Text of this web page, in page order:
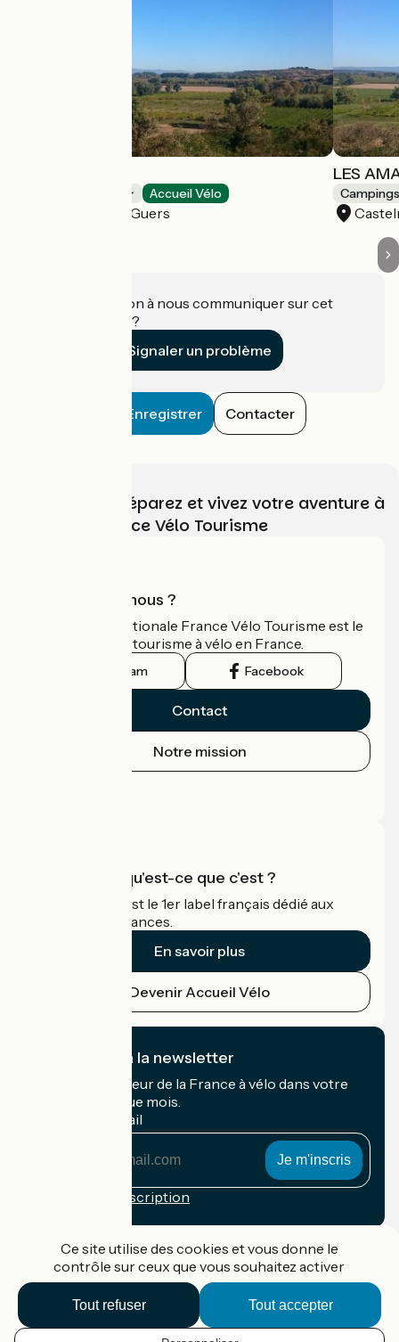
Accueil Vélo
Castelnau-de-Guers
LES
Une information à nous communiquer sur cet
établissement ?
Signaler un problème
Enregistrer Contacter
Choisissez, préparez et vivez votre aventure à
vélo avec France Vélo Tourisme
Qui sommes-nous ?
L'association nationale France Vélo Tourisme est le
guide officiel du tourisme à vélo en France.
Instagram Facebook
Contact
Notre mission
Accueil Vélo qu'est-ce que c'est ?
Accueil Vélo c'est le 1er label français dédié aux
cyclistes en vacances.
En savoir plus
Devenir Accueil Vélo
Je m'abonne à la newsletter
Recevez le meilleur de la France à vélo dans votre
boîte mail chaque mois.
Mon adresse mail
Conditions d'inscription
Accueil Vélo Pro
Contact
Ce site utilise des cookies et vous donne le
contrôle sur ceux que vous souhaitez activer
Tout accepter
Tout refuser